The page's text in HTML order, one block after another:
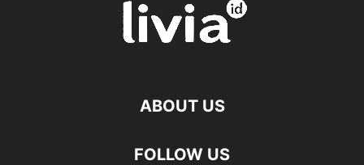
ABOUT US
FOLLOW US